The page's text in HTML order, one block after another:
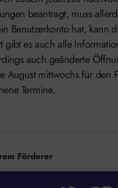
beantragt, muss
Benutzerkonto hat, kann
gibt es auch alle
auch geänderte
August mittwochs für den
Termine.
Förderer